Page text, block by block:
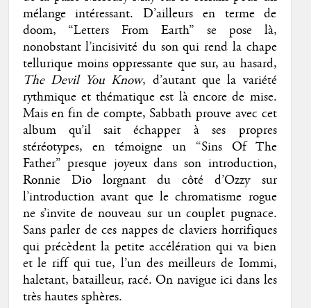
mélange intéressant. D’ailleurs en terme de
doom, “Letters From Earth” se pose là,
nonobstant l’incisivité du son qui rend la chape
tellurique moins oppressante que sur, au hasard,
The Devil You Know, d’autant que la variété
rythmique et thématique est là encore de mise.
Mais en fin de compte, Sabbath prouve avec cet
album qu’il sait échapper à ses propres
stéréotypes, en témoigne un “Sins Of The
Father” presque joyeux dans son introduction,
Ronnie Dio lorgnant du côté d’Ozzy sur
l’introduction avant que le chromatisme rogue
ne s’invite de nouveau sur un couplet pugnace.
Sans parler de ces nappes de claviers horrifiques
qui précèdent la petite accélération qui va bien
et le riff qui tue, l’un des meilleurs de Iommi,
haletant, batailleur, racé. On navigue ici dans les
très hautes sphères.